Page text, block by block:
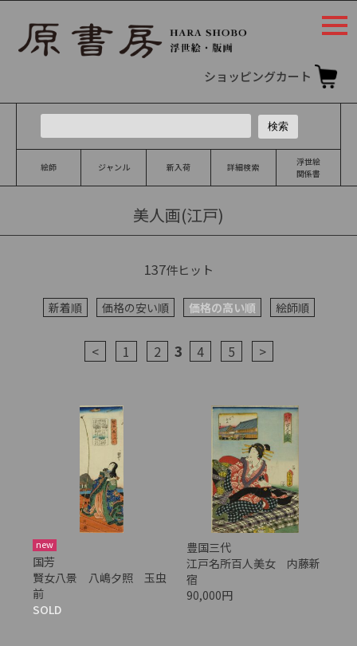
ショッピングカート
絵師 ジャンル 新入荷 詳細検索
浮世絵
関係書
美人画(江戸)
137件ヒット
新着順 価格の安い順 価格の高い順 絵師順
< 1 2 3 4 5 >
new
国芳
賢女八景 八嶋夕照 玉虫
前
SOLD
豊国三代
江戸名所百人美女 内藤新
宿
90,000円